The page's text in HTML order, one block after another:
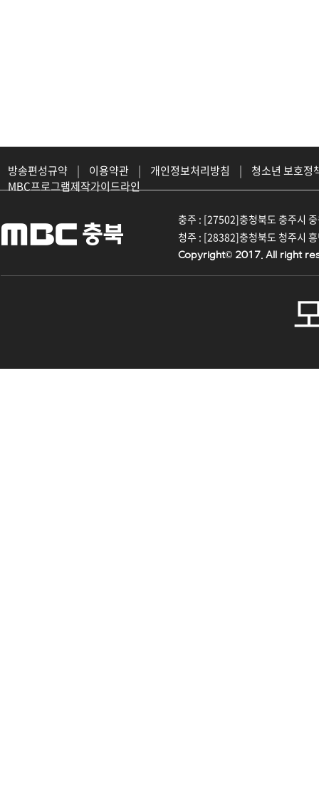
방송편성규약 | 이용약관 | 개인정보처리방침 |
청소년 보호정
MBC프로그램제작가이드라인
충주 : [27502]충청북도 충주시
청주 : [28382]충청북도 청주시
Copyright© 2017. All right